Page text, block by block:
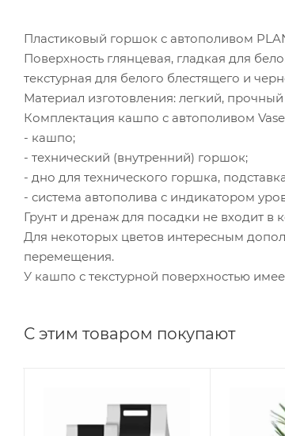
Пластиковый горшок с автополивом
Поверхность глянцевая, гладкая для
текстурная для белого блестящего и
Материал изготовления: легкий, прочный
Комплектация кашпо с автополивом
- кашпо;
- технический (внутренний) горшок;
- дно для технического горшка,
- система автополива с индикатором
Грунт и дренаж для посадки не входит в
Для некоторых цветов интересным
перемещения.
У кашпо с текстурной поверхностью
С этим товаром покупают